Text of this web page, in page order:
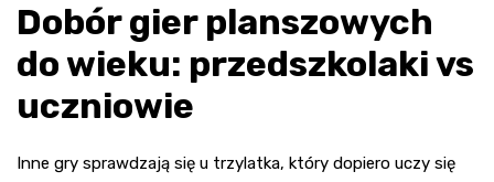
Dobór gier planszowych
do wieku: przedszkolaki vs
uczniowie
Inne gry sprawdzają się u trzylatka, który dopiero uczy się